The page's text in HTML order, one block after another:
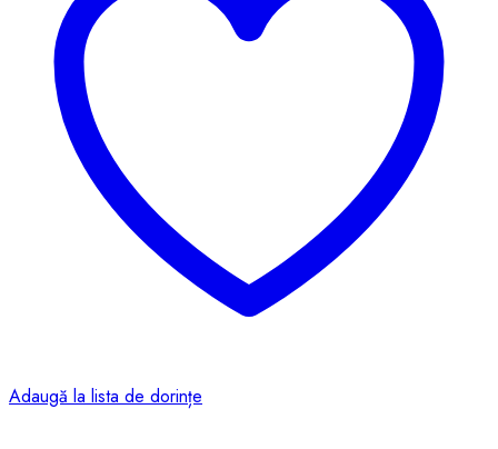
Adaugă la lista de dorințe